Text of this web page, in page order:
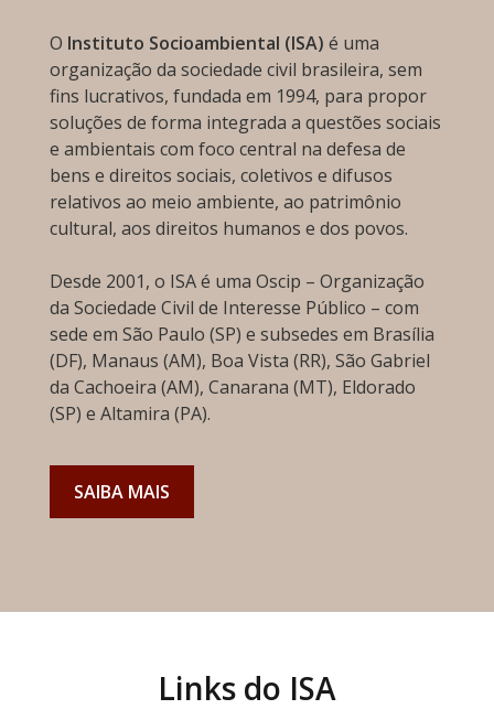
O Instituto Socioambiental (ISA) é uma
organização da sociedade civil brasileira, sem
fins lucrativos, fundada em 1994, para propor
soluções de forma integrada a questões sociais
e ambientais com foco central na defesa de
bens e direitos sociais, coletivos e difusos
relativos ao meio ambiente, ao patrimônio
cultural, aos direitos humanos e dos povos.
Desde 2001, o ISA é uma Oscip – Organização
da Sociedade Civil de Interesse Público – com
sede em São Paulo (SP) e subsedes em Brasília
(DF), Manaus (AM), Boa Vista (RR), São Gabriel
da Cachoeira (AM), Canarana (MT), Eldorado
(SP) e Altamira (PA).
SAIBA MAIS
Links do ISA